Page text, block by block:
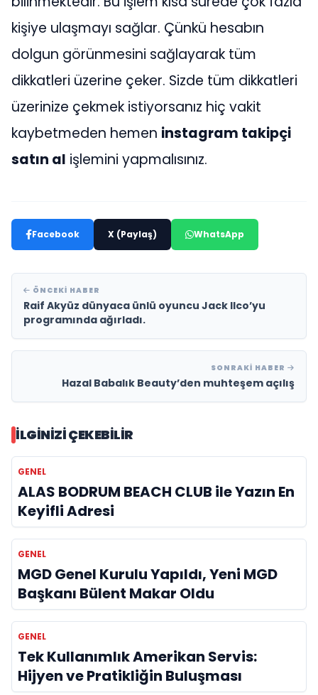
kişiye ulaşmayı sağlar. Çünkü hesabın
dolgun görünmesini sağlayarak tüm
dikkatleri üzerine çeker. Sizde tüm dikkatleri
üzerinize çekmek istiyorsanız hiç vakit
kaybetmeden hemen instagram takipçi
satın al işlemini yapmalısınız.
Facebook X (Paylaş) WhatsApp
ÖNCEKI HABER
Raif Akyüz dünyaca ünlü oyuncu Jack Ilco’yu
programında ağırladı.
SONRAKI HABER
Hazal Babalık Beauty’den muhteşem açılış
İLGINIZI ÇEKEBILIR
GENEL
ALAS BODRUM BEACH CLUB ile Yazın En
Keyifli Adresi
GENEL
MGD Genel Kurulu Yapıldı, Yeni MGD
Başkanı Bülent Makar Oldu
GENEL
Tek Kullanımlık Amerikan Servis:
Hijyen ve Pratikliğin Buluşması